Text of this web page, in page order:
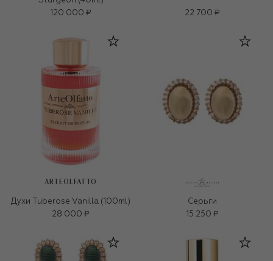
120 000 ₽
22 700 ₽
ARTEOLFATTO
Духи Tuberose Vanilla (100ml)
28 000 ₽
Серьги
15 250 ₽